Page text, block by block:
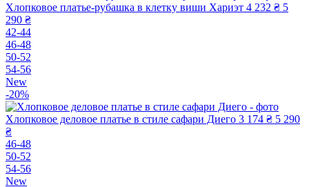
Хлопковое платье-рубашка в клетку виши Хариэт 4 232 ₴ 5
290 ₴
42-44
46-48
50-52
54-56
New
-20%
Хлопковое деловое платье в стиле сафари Диего 3 174 ₴ 5 290
₴
46-48
50-52
54-56
New